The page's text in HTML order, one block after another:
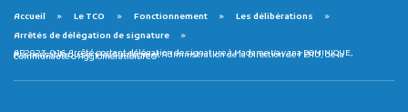
Publicité des actes
Marchés publics
Accueil Le TCO Fonctionnement
Les délibérations
Arrêtés de délégation de signature
AP2023-016 Arrêté portant délégation de signature à Madame Vayana DOMINIQUE, Responsable du service Stratégie et Administration de la Direction de l’EAU, de la Communauté d’Agglomération TCO